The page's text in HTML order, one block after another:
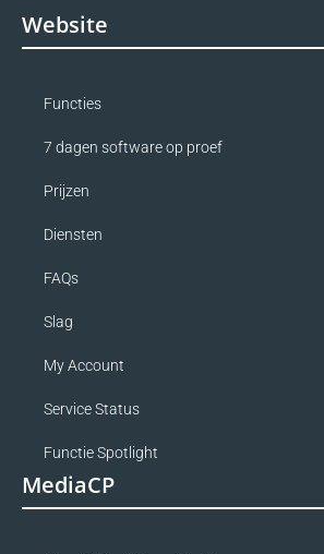
Website
Functies
7 dagen software op proef
Prijzen
Diensten
FAQs
Slag
My Account
Service Status
Functie Spotlight
MediaCP